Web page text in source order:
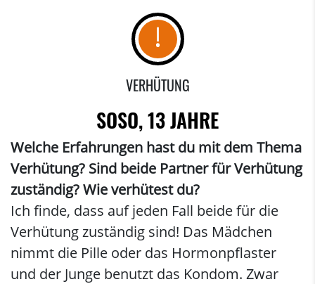
SOSO, 13 JAHRE
Welche Erfahrungen hast du mit dem Thema
Verhütung? Sind beide Partner für Verhütung
zuständig? Wie verhütest du?
Ich finde, dass auf jeden Fall beide für die
Verhütung zuständig sind! Das Mädchen
nimmt die Pille oder das Hormonpflaster
und der Junge benutzt das Kondom. Zwar
VERHÜTUNG